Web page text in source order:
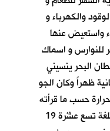
والكهرباء و
واستعيض عنها
للنوارس و اسماك
البحر ينسيني
ظهراً وكان الجو
حسب ما قرأته
في الساعة الجدارية لمعهد تعليم اللغة تسع عشْرة 19